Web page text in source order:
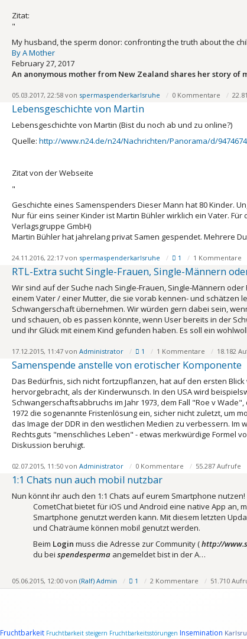
Zitat:
"
My husband, the sperm donor: confronting the truth about the
By A Mother
February 27, 2017
An anonymous mother from New Zealand shares her story
05.03.2017, 22:58 von spermaspenderkarlsruhe 0 Kommentare
Lebensgeschichte von Martin
Lebensgeschichte von Martin (Bist du noch ab und zu online?)
Quelle: http://www.n24.de/n24/Nachrichten/Panorama/d/
Zitat von der Webseite
"
Geschichte eines Samenspenders Dieser Mann hat 80 Kinder.
Nur für eins seiner Kinder ist Martin Bühler wirklich ein Vater.
Verlagsgruppe GmbH)
Martin Bühler hat jahrelang privat Samen gespendet. Mehrere
24.11.2016, 22:17 von spermaspenderkarlsruhe 1 1 Kommentare
RTL-Extra sucht Single-Frauen, Single-Männern
Wir sind auf der Suche nach Single-Frauen, Single-Männern
einem Vater / einer Mutter, die sie vorab kennen- und schätzen
Schwangerschaft übernehmen. Wir würden gern dabei sein,
und schauen, ob es passen könnte, wenn User bereits in der
und ihr Glück mit einem Kind gefunden haben. Es soll ein
17.12.2015, 11:47 von Administrator 1 1 Kommentare 18.182
Samen­spende anstelle von ero­tischer Kompo­nente
Das Bedürfnis, sich nicht fortzupflanzen, hat auf den ersten
hervorgebracht, als der Kinderwunsch. In den USA wird
Schwangerschaftsabbruchs im Jahr 1973, dem Fall "Roe v
1972 die sogenannte Fristenlösung ein, sicher nicht zuletzt, um
das Image der DDR in den westlichen Medien zu verbessern.
Rechtsguts "menschliches Leben" - etwas merkwürdige Formel
Diskussion beruhigt.
02.07.2015, 11:50 von Administrator 0 Kommentare 55.287 Aufrufe
1:1 Chats nun auch mobil nutzbar
Nun könnt ihr auch den 1:1 Chats auf eurem Smartphone nutzen!
CometChat bietet für iOS und Android eine native App an,
Smartphone genutzt werden kann. Mit diesem letzten
und Chaträume können mobil genutzt werden.
Beim Login muss die Adresse zur Community (http://
du bei spendespermaangemeldet bist in der A…
05.06.2015, 12:00 von (Ralf) Admin 1 2 Kommentare 51.710
Fruchtbarkeit Fruchtbarkeit steigern Fruchtbarkeitsstörungen Insemination